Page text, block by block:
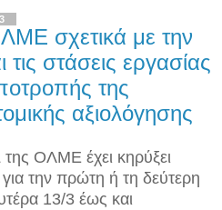
σχετικά με την
στάσεις εργασίας
της
αξιολόγησης
ΟΛΜΕ έχει κηρύξει
την πρώτη ή τη δεύτερη
13/3 έως και